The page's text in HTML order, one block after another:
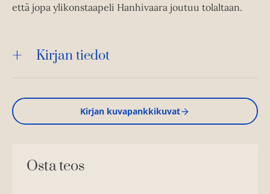
että jopa ylikonstaapeli Hanhivaara joutuu tolaltaan.
Kirjan tiedot
Kirjan kuvapankkikuvat
Osta teos